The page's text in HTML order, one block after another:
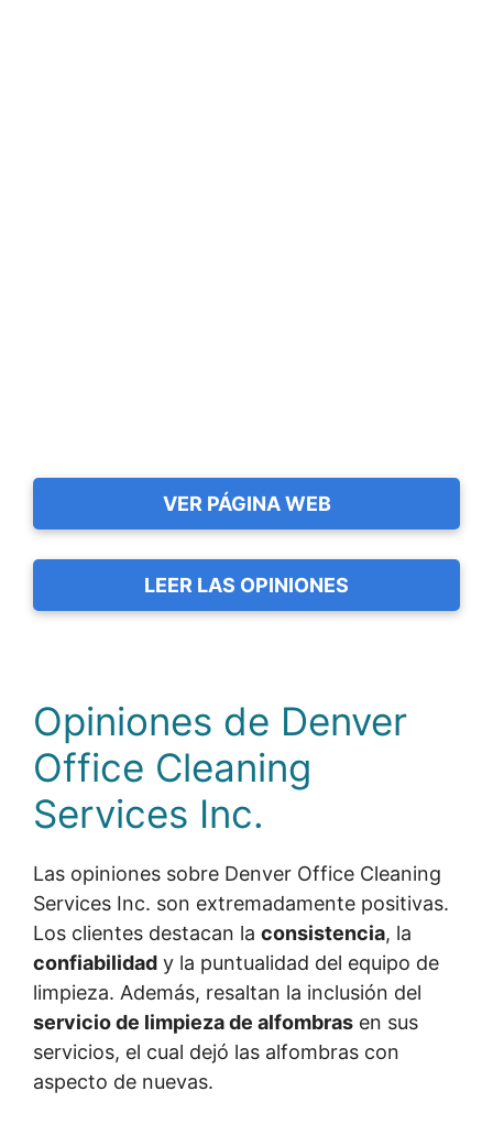
VER PÁGINA WEB
LEER LAS OPINIONES
Opiniones de Denver
Office Cleaning
Services Inc.
Las opiniones sobre Denver Office Cleaning
Services Inc. son extremadamente positivas.
Los clientes destacan la consistencia, la
confiabilidad y la puntualidad del equipo de
limpieza. Además, resaltan la inclusión del
servicio de limpieza de alfombras en sus
servicios, el cual dejó las alfombras con
aspecto de nuevas.